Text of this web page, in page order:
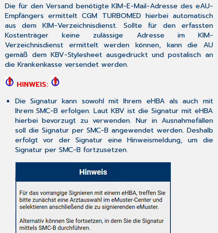
Die für den Versand benötigte KIM-E-Mail-Adresse des eAU-
Empfängers ermittelt CGM TURBOMED hierbei automatisch
aus dem KIM-Verzeichnisdienst. Sollte für den erfassten
Kostenträger keine zulässige Adresse im KIM-
Verzeichnisdienst ermittelt werden können, kann die AU
gemäß dem KBV-Stylesheet ausgedruckt und postalisch an
die Krankenkasse versendet werden.
HINWEIS:
Die Signatur kann sowohl mit Ihrem eHBA als auch mit
Ihrem SMC-B erfolgen. Laut KBV ist die Signatur mit eHBA
hierbei bevorzugt zu verwenden. Nur in Ausnahmefällen
soll die Signatur per SMC-B angewendet werden. Deshalb
erfolgt vor der Signatur eine Hinweismeldung, um die
Signatur per SMC-B fortzusetzen.